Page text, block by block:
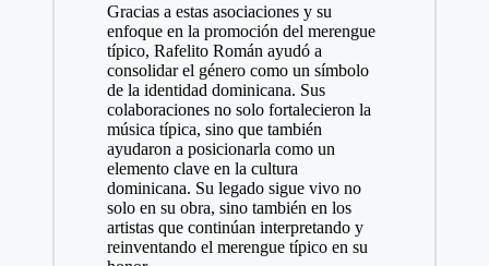
Gracias a estas asociaciones y su
enfoque en la promoción del merengue
típico, Rafelito Román ayudó a
consolidar el género como un símbolo
de la identidad dominicana. Sus
colaboraciones no solo fortalecieron la
música típica, sino que también
ayudaron a posicionarla como un
elemento clave en la cultura
dominicana. Su legado sigue vivo no
solo en su obra, sino también en los
artistas que continúan interpretando y
reinventando el merengue típico en su